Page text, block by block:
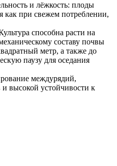
и лёжкость: плоды
как при свежем потреблении,
способна расти на
составу почвы
метр, а также до
паузу для оседания
междурядий,
высокой устойчивости к